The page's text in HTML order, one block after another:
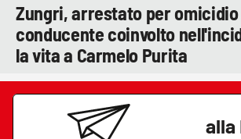
Zungri, arrestato per
conducente coinvolto
la vita a Carmelo Purita